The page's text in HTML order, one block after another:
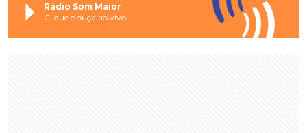
Rádio Som Maior
Clique e ouça ao vivo